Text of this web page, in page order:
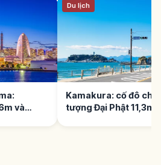
và
Du lịch
Kamakura: cố đô
tượng Đại Phật 11,3m